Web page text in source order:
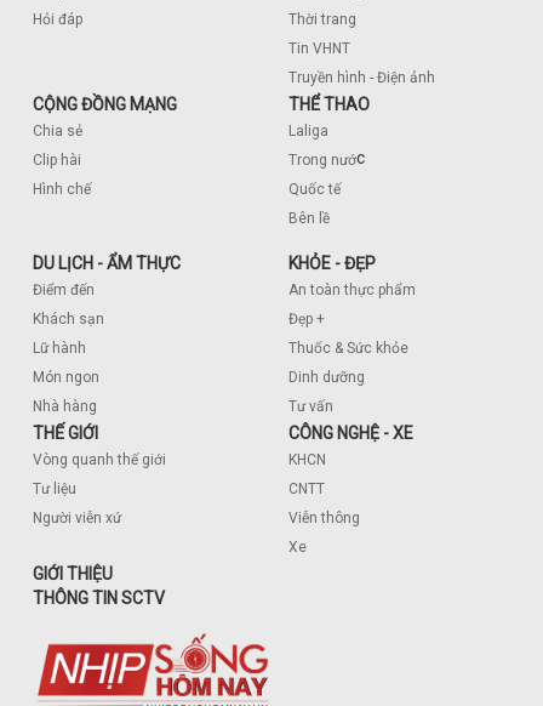
Hỏi đáp
Thời trang
Tin VHNT
Truyền hình - Điện ảnh
CỘNG ĐỒNG MẠNG
Chia sẻ
Clip hài
Hình chế
THỂ THAO
Laliga
Trong nước
Quốc tế
Bên lề
DU LỊCH - ẨM THỰC
Điểm đến
Khách sạn
Lữ hành
Món ngon
Nhà hàng
KHỎE - ĐẸP
An toàn thực phẩm
Đẹp +
Thuốc & Sức khỏe
Dinh dưỡng
Tư vấn
THẾ GIỚI
Vòng quanh thế giới
Tư liệu
Người viễn xứ
CÔNG NGHỆ - XE
KHCN
CNTT
Viễn thông
Xe
GIỚI THIỆU
THÔNG TIN SCTV